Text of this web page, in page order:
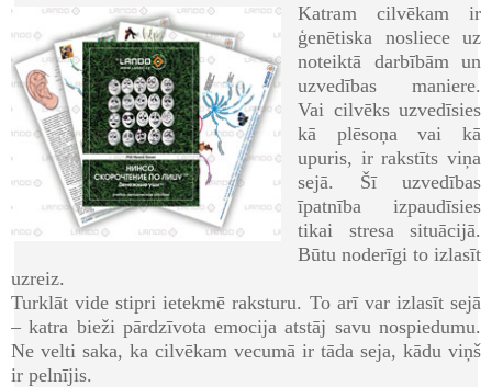
Katram cilvēkam ir
ģenētiska nosliece uz
noteiktā darbībām un
uzvedības maniere.
Vai cilvēks uzvedīsies
kā plēsoņa vai kā
upuris, ir rakstīts viņa
sejā. Šī uzvedības
īpatnība izpaudīsies
tikai stresa situācijā.
Būtu noderīgi to izlasīt
uzreiz.
Turklāt vide stipri ietekmē raksturu. To arī var izlasīt sejā
– katra bieži pārdzīvota emocija atstāj savu nospiedumu.
Ne velti saka, ka cilvēkam vecumā ir tāda seja, kādu viņš
ir pelnījis.